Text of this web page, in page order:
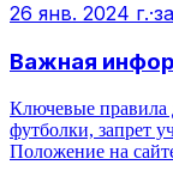
26 янв. 2024 г.·
Важная
Ключевые правила
футболки, запрет
Положение на